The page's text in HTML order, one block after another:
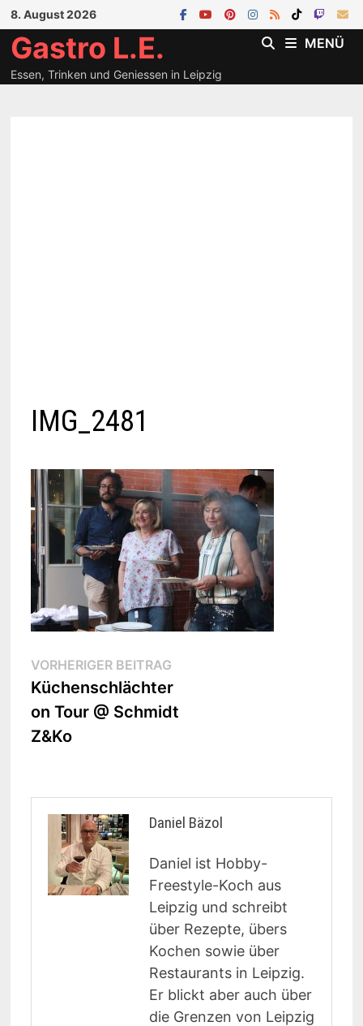
Zum
Inhalt
springen
8. August 2026
Gastro L.E.
Essen, Trinken und Geniessen in Leipzig
MENÜ
IMG_2481
Beitragsnavigation
VORHERIGER BEITRAGVorheriger
Beitrag:
Küchenschlächter
on Tour @ Schmidt
Z&Ko
Daniel Bäzol
Daniel ist Hobby-
Freestyle-Koch aus
Leipzig und schreibt
über Rezepte, übers
Kochen sowie über
Restaurants in Leipzig.
Er blickt aber auch über
die Grenzen von Leipzig